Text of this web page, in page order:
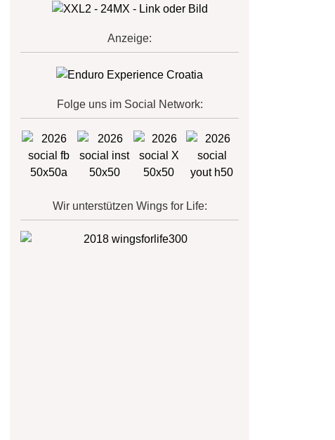
Anzeige:
Folge uns im Social Network:
Wir unterstützen Wings for Life: